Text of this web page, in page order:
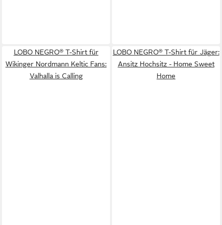
LOBO NEGRO® T-Shirt für
Wikinger Nordmann Keltic Fans:
Valhalla is Calling
LOBO NEGRO® T-Shirt für Jäger:
Ansitz Hochsitz - Home Sweet
Home